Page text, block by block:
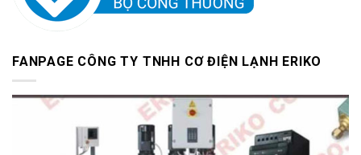
FANPAGE CÔNG TY TNHH CƠ ĐIỆN LẠNH ERIKO